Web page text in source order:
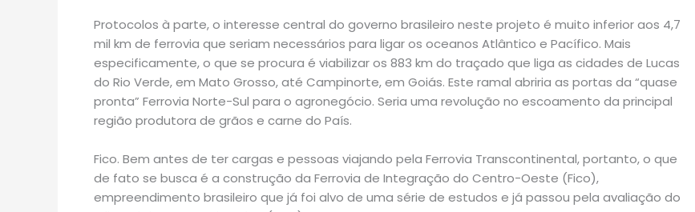
Protocolos à parte, o interesse central do governo brasileiro neste projeto é muito inferior aos 4,7
mil km de ferrovia que seriam necessários para ligar os oceanos Atlântico e Pacífico. Mais
especificamente, o que se procura é viabilizar os 883 km do traçado que liga as cidades de Lucas
do Rio Verde, em Mato Grosso, até Campinorte, em Goiás. Este ramal abriria as portas da “quase
pronta” Ferrovia Norte-Sul para o agronegócio. Seria uma revolução no escoamento da principal
região produtora de grãos e carne do País.
Fico. Bem antes de ter cargas e pessoas viajando pela Ferrovia Transcontinental, portanto, o que
de fato se busca é a construção da Ferrovia de Integração do Centro-Oeste (Fico),
empreendimento brasileiro que já foi alvo de uma série de estudos e já passou pela avaliação do